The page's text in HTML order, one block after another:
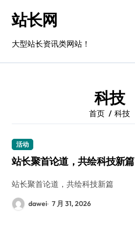
站长网
大型站长资讯类网站！
科技
首页 科技
活动
站长聚首论道，共绘科技新篇
站长聚首论道，共绘科技新篇
dawei 7 月 31, 2026